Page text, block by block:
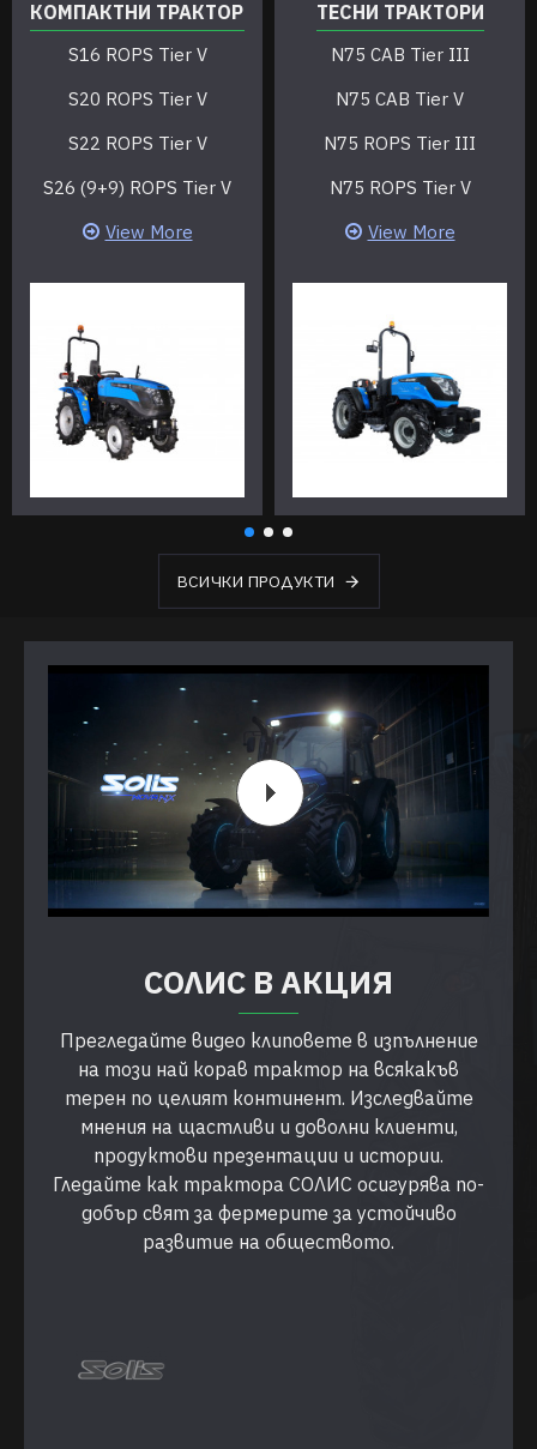
КОМПАКТНИ ТРАКТОРИ
S16 ROPS Tier V
S20 ROPS Tier V
S22 ROPS Tier V
S26 (9+9) ROPS Tier V
View More
ТЕСНИ ТРАКТОРИ
N75 CAB Tier III
N75 CAB Tier V
N75 ROPS Tier III
N75 ROPS Tier V
View More
ВСИЧКИ ПРОДУКТИ
СОЛИС В АКЦИЯ
Прегледайте видео клиповете в изпълнение
на този най корав трактор на всякакъв
терен по целият континент. Изследвайте
мнения на щастливи и доволни клиенти,
продуктови презентации и истории.
Гледайте как трактора СОЛИС осигурява по-
добър свят за фермерите за устойчиво
развитие на обществото.